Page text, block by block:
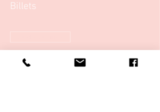
Billets
Formazione LaHoChi